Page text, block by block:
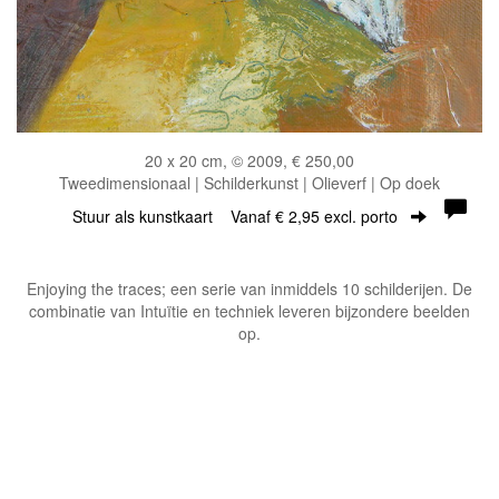
20 x 20 cm, © 2009, € 250,00
Tweedimensionaal | Schilderkunst | Olieverf | Op doek
Stuur als kunstkaart Vanaf € 2,95 excl. porto
Enjoying the traces; een serie van inmiddels 10 schilderijen. De
combinatie van Intuïtie en techniek leveren bijzondere beelden
op.